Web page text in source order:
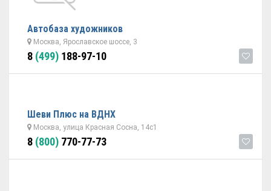
Автобаза художников
Москва, Ярославское шоссе, 3
8 (499) 188-97-10
Шеви Плюс на ВДНХ
Москва, улица Красная Сосна, 14с1
8 (800) 770-77-73